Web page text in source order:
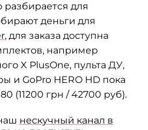
разбирается для
деньги для
, для заказа доступна
например
X PlusOne, пульта ДУ,
и GoPro HERO HD пока
(11200 грн / 42700 руб).
нескучный канал в